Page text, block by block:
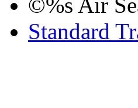
Standard